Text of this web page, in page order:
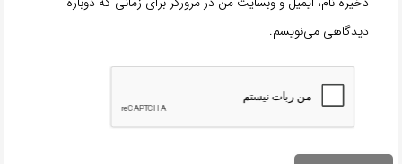
دیدگاهی می‌نویسم.